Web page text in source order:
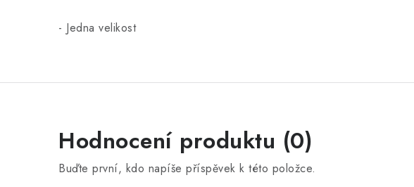
- Jedna velikost
Hodnocení produktu (0)
Buďte první, kdo napíše příspěvek k této položce.